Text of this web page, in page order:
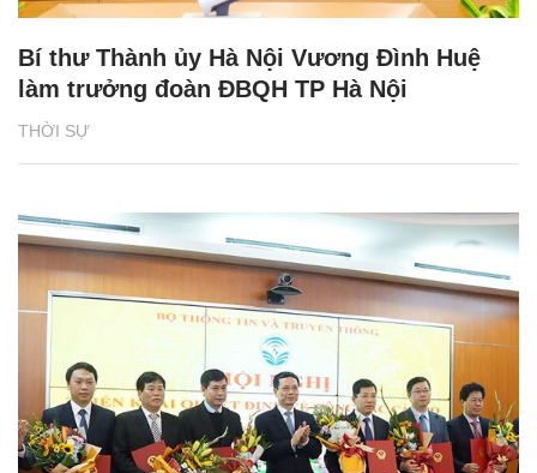
THỜI SỰ
Bí thư Thành ủy Hà Nội Vương Đình Huệ
làm trưởng đoàn ĐBQH TP Hà Nội